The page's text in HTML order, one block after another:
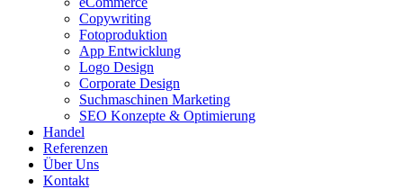
Copywriting
Fotoproduktion
App Entwicklung
Logo Design
Corporate Design
Suchmaschinen Marketing
SEO Konzepte & Optimierung
Handel
Referenzen
Über Uns
Kontakt